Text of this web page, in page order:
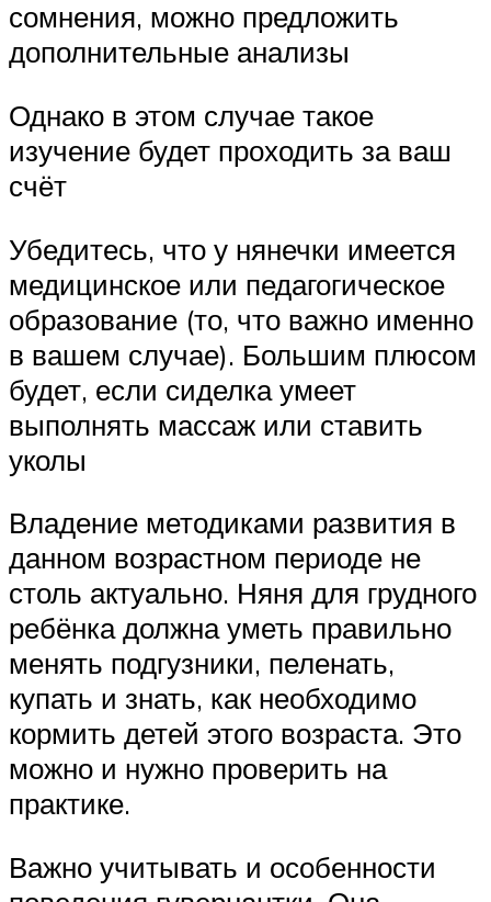
сомнения, можно предложить
дополнительные анализы
Однако в этом случае такое
изучение будет проходить за ваш
счёт
Убедитесь, что у нянечки имеется
медицинское или педагогическое
образование (то, что важно именно
в вашем случае). Большим плюсом
будет, если сиделка умеет
выполнять массаж или ставить
уколы
Владение методиками развития в
данном возрастном периоде не
столь актуально. Няня для грудного
ребёнка должна уметь правильно
менять подгузники, пеленать,
купать и знать, как необходимо
кормить детей этого возраста. Это
можно и нужно проверить на
практике.
Важно учитывать и особенности